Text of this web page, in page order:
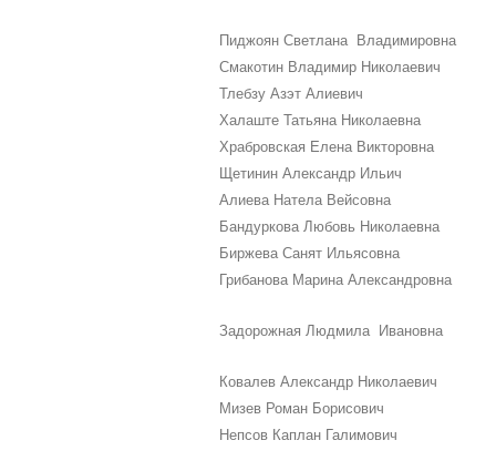
Пиджоян Светлана Владимировна
Смакотин Владимир Николаевич
Тлебзу Азэт Алиевич
Халаште Татьяна Николаевна
Храбровская Елена Викторовна
Щетинин Александр Ильич
Алиева Натела Вейсовна
Бандуркова Любовь Николаевна
Биржева Санят Ильясовна
Грибанова Марина Александровна
Задорожная Людмила Ивановна
Ковалев Александр Николаевич
Мизев Роман Борисович
Непсов Каплан Галимович